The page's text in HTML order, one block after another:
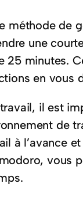
méthode de
une
25 minutes.
en vous
il est
de
à l’avance
vous